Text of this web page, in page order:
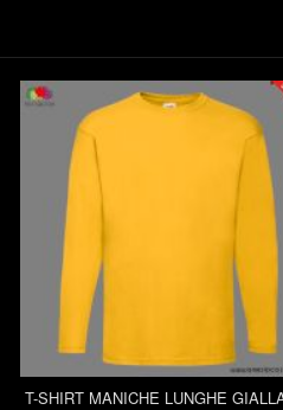
T-SHIRT MANICHE LUNGHE